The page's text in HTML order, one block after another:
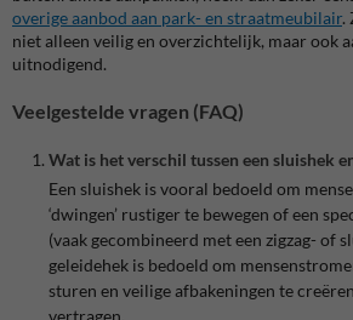
overigeaanbod aan park- en straatmeubilair.
niet alleen veilig en overzichtelijk, maar ook
uitnodigend.
Veelgestelde vragen (FAQ)
Wat is het verschil tussen een sluishek
Een sluishek is vooral bedoeld om
‘dwingen’ rustiger te bewegen of een
(vaak gecombineerd met een zigzag- of
geleidehek is bedoeld om
sturen en veilige afbakeningen te
vertragen.